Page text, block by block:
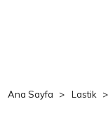
Ana Sayfa Lastik